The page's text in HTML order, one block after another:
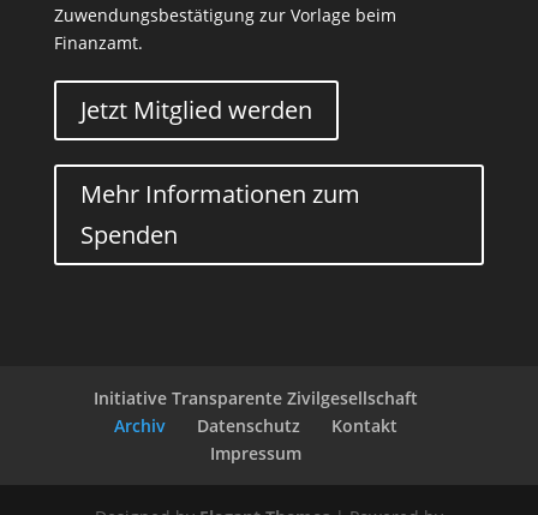
Zuwendungsbestätigung zur Vorlage beim
Finanzamt.
Jetzt Mitglied werden
Mehr Informationen zum
Spenden
Initiative Transparente Zivilgesellschaft
Archiv
Datenschutz
Kontakt
Impressum